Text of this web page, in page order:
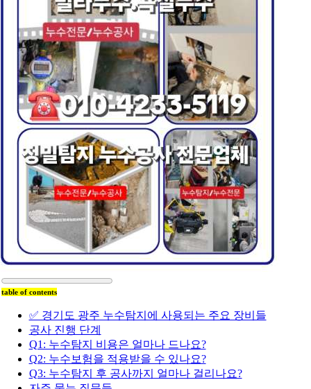
table of contents
✅ 경기도 광주 누수탐지에 사용되는 주요 장비들
공사 진행 단계
Q1: 누수탐지 비용은 얼마나 드나요?
Q2: 누수보험을 적용받을 수 있나요?
Q3: 누수탐지 후 공사까지 얼마나 걸리나요?